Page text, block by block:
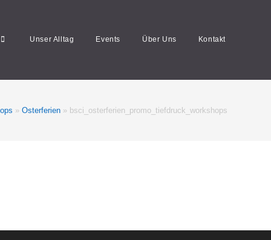
Unser Alltag Events Über Uns Kontakt
» Osterferien » bsci_osterferien_promo_tiefdruck_workshops